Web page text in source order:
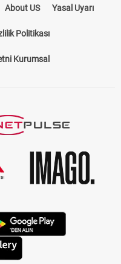
About US Yasal Uyarı
Politikası
Kurumsal